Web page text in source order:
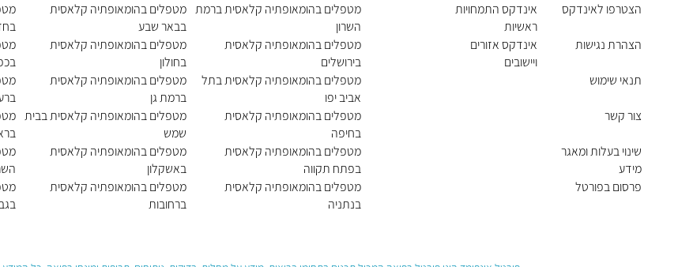
הצטרפו לאינדקס
הצהרת נגישות
תנאי שימוש
צור קשר
שינוי בעלות ומאגר
מידע
פרסום בפורטל
אינדקס התמחויות
ראשיות
אינדקס אזורים
ויישובים
מטפלים בהומאופתיה קלאסית ברמת
השרון
מטפלים בהומאופתיה קלאסית
בירושלים
מטפלים בהומאופתיה קלאסית בתל
אביב יפו
מטפלים בהומאופתיה קלאסית
בחיפה
מטפלים בהומאופתיה קלאסית
בפתח תקווה
מטפלים בהומאופתיה קלאסית
בנתניה
מטפלים בהומאופתיה קלאסית
בבאר שבע
מטפלים בהומאופתיה קלאסית
בחולון
מטפלים בהומאופתיה קלאסית
ברמת גן
מטפלים בהומאופתיה קלאסית בבית
שמש
מטפלים בהומאופתיה קלאסית
באשקלון
מטפלים בהומאופתיה קלאסית
ברחובות